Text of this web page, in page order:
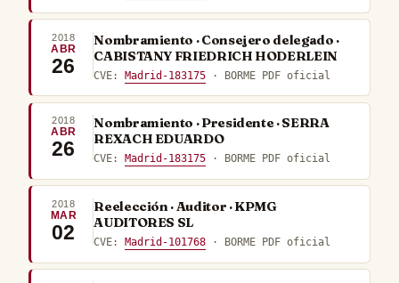
2018
ABR
26
Nombramiento · Consejero delegado ·
CABISTANY FRIEDRICH HODERLEIN
CVE:Madrid-183175 · BORME PDF oficial
2018
ABR
26
Nombramiento · Presidente · SERRA
REXACH EDUARDO
CVE: Madrid-183175 · BORME PDF oficial
2018
MAR
02
Reelección · Auditor · KPMG
AUDITORES SL
CVE: Madrid-101768 · BORME PDF oficial